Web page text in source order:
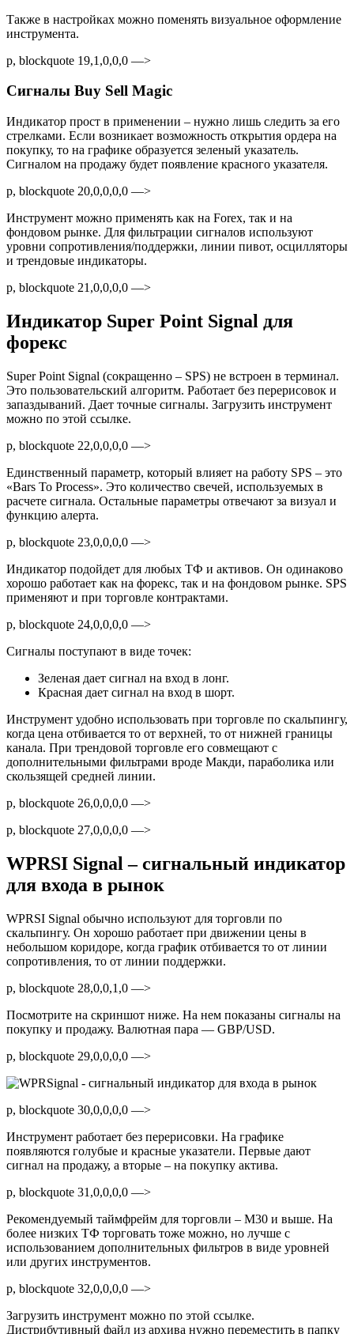
Также в настройках можно поменять визуальное оформление
инструмента.
p, blockquote 19,1,0,0,0 —>
Сигналы Buy Sell Magic
Индикатор прост в применении – нужно лишь следить за его
стрелками. Если возникает возможность открытия ордера на
покупку, то на графике образуется зеленый указатель.
Сигналом на продажу будет появление красного указателя.
p, blockquote 20,0,0,0,0 —>
Инструмент можно применять как на Forex, так и на
фондовом рынке. Для фильтрации сигналов используют
уровни сопротивления/поддержки, линии пивот, осцилляторы
и трендовые индикаторы.
p, blockquote 21,0,0,0,0 —>
Индикатор Super Point Signal для
форекс
Super Point Signal (сокращенно – SPS) не встроен в терминал.
Это пользовательский алгоритм. Работает без перерисовок и
запаздываний. Дает точные сигналы. Загрузить инструмент
можно по этой ссылке.
p, blockquote 22,0,0,0,0 —>
Единственный параметр, который влияет на работу SPS – это
«Bars To Process». Это количество свечей, используемых в
расчете сигнала. Остальные параметры отвечают за визуал и
функцию алерта.
p, blockquote 23,0,0,0,0 —>
Индикатор подойдет для любых ТФ и активов. Он одинаково
хорошо работает как на форекс, так и на фондовом рынке. SPS
применяют и при торговле контрактами.
p, blockquote 24,0,0,0,0 —>
Сигналы поступают в виде точек:
Зеленая дает сигнал на вход в лонг.
Красная дает сигнал на вход в шорт.
Инструмент удобно использовать при торговле по скальпингу,
когда цена отбивается то от верхней, то от нижней границы
канала. При трендовой торговле его совмещают с
дополнительными фильтрами вроде Макди, параболика или
скользящей средней линии.
p, blockquote 26,0,0,0,0 —>
p, blockquote 27,0,0,0,0 —>
WPRSI Signal – сигнальный индикатор
для входа в рынок
WPRSI Signal обычно используют для торговли по
скальпингу. Он хорошо работает при движении цены в
небольшом коридоре, когда график отбивается то от линии
сопротивления, то от линии поддержки.
p, blockquote 28,0,0,1,0 —>
Посмотрите на скриншот ниже. На нем показаны сигналы на
покупку и продажу. Валютная пара — GBP/USD.
p, blockquote 29,0,0,0,0 —>
p, blockquote 30,0,0,0,0 —>
Инструмент работает без перерисовки. На графике
появляются голубые и красные указатели. Первые дают
сигнал на продажу, а вторые – на покупку актива.
p, blockquote 31,0,0,0,0 —>
Рекомендуемый таймфрейм для торговли – M30 и выше. На
более низких ТФ торговать тоже можно, но лучше с
использованием дополнительных фильтров в виде уровней
или других инструментов.
p, blockquote 32,0,0,0,0 —>
Загрузить инструмент можно по этой ссылке.
Дистрибутивный файл из архива нужно переместить в папку